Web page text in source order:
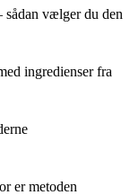
vælger du den
ingredienser fra
er metoden